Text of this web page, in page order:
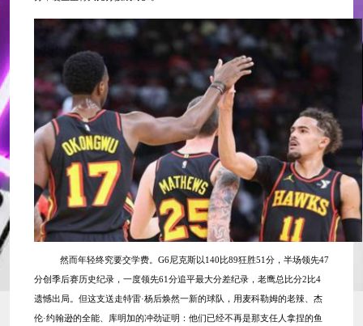
然而年轻终究要交学费。 G6尼克斯以140比89狂胜51分，半场领先47
分创季后赛历史纪录，一度领先61分追平最大分差纪录，老鹰总比分2比4
遗憾出局。但这支送走特雷·杨后焕然一新的球队，用麦科勒姆的老辣、杰
伦·约翰逊的全能、库明加的冲劲证明：他们已经不再是那支任人拿捏的鱼